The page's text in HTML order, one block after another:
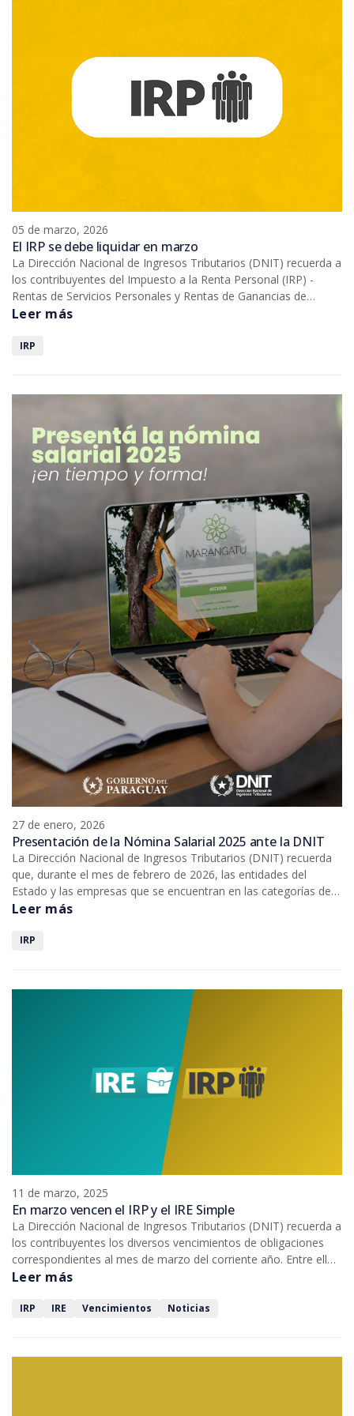
05 de marzo, 2026
El IRP se debe liquidar en marzo
La Dirección Nacional de Ingresos Tributarios (DNIT) recuerda a
los contribuyentes del Impuesto a la Renta Personal (IRP) -
Rentas de Servicios Personales y Rentas de Ganancias de
Capital - que en el mes de marzo vence el plazo para la
Leer más
IRP
27 de enero, 2026
Presentación de la Nómina Salarial 2025 ante la DNIT
La Dirección Nacional de Ingresos Tributarios (DNIT) recuerda
que, durante el mes de febrero de 2026, las entidades del
Estado y las empresas que se encuentran en las categorías de
medianos y grandes, deben presentar la nómina salarial
Leer más
IRP
11 de marzo, 2025
En marzo vencen el IRP y el IRE Simple
La Dirección Nacional de Ingresos Tributarios (DNIT) recuerda a
los contribuyentes los diversos vencimientos de obligaciones
correspondientes al mes de marzo del corriente año. Entre ellos
se puede mencionar el Impuesto a la Renta Personal (IRP) por
Impuesto a la Renta Empresarial (IRE) Simple.
Leer más
IRP IRE Vencimientos Noticias